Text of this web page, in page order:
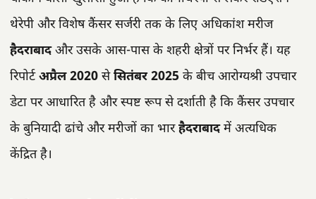
थेरेपी और विशेष कैंसर सर्जरी तक के लिए अधिकांश मरीज
हैदराबादऔर उसके आस-पास के शहरी क्षेत्रों पर निर्भर हैं। यह
रिपोर्टअप्रैल 2020 सेसितंबर 2025 के बीच आरोग्यश्री उपचार
डेटा पर आधारित है और स्पष्ट रूप से दर्शाती है कि कैंसर उपचार
के बुनियादी ढांचे और मरीजों का भारहैदराबादमें अत्यधिक
केंद्रित है।